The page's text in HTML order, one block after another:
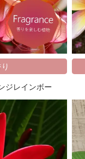
ジレインボー